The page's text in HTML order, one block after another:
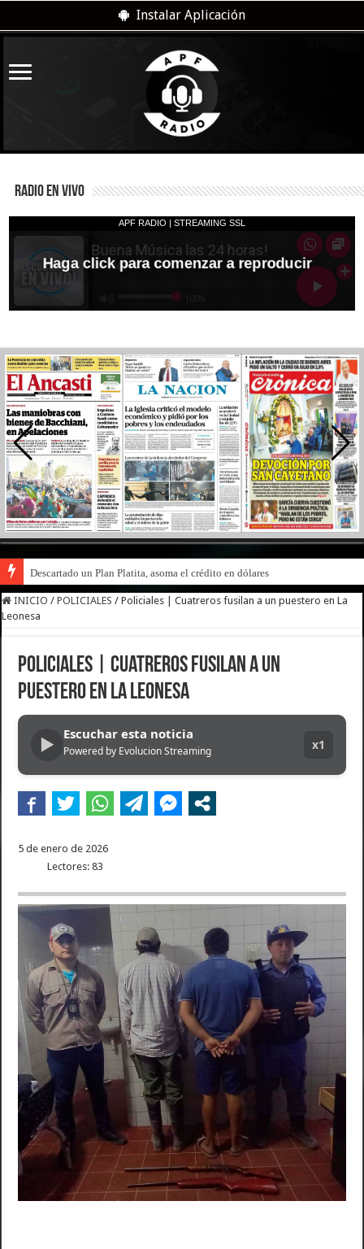
Instalar Aplicación
RADIO EN VIVO
Descartado un Plan Platita, asoma el crédito en dólares
INICIO / POLICIALES / Policiales | Cuatreros fusilan a un puestero en La
Leonesa
Policiales | Cuatreros fusilan a un
puestero en La Leonesa
▶ Escuchar esta noticia
Powered by Evolucion Streaming x1
5 de enero de 2026
Lectores: 83